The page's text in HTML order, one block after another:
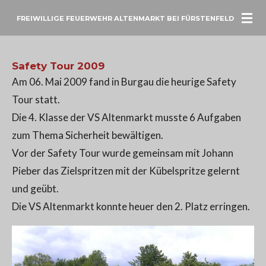
ZumFREIWILLIGE FEUERWEHR ALTENMARKT BEI FÜRSTENFELD
Safety Tour 2009
Am 06. Mai 2009 fand in Burgau die heurige Safety
Tour statt.
Die 4. Klasse der VS Altenmarkt musste 6 Aufgaben
zum Thema Sicherheit bewältigen.
Vor der Safety Tour wurde gemeinsam mit Johann
Pieber das Zielspritzen mit der Kübelspritze gelernt
und geübt.
Die VS Altenmarkt konnte heuer den 2. Platz erringen.